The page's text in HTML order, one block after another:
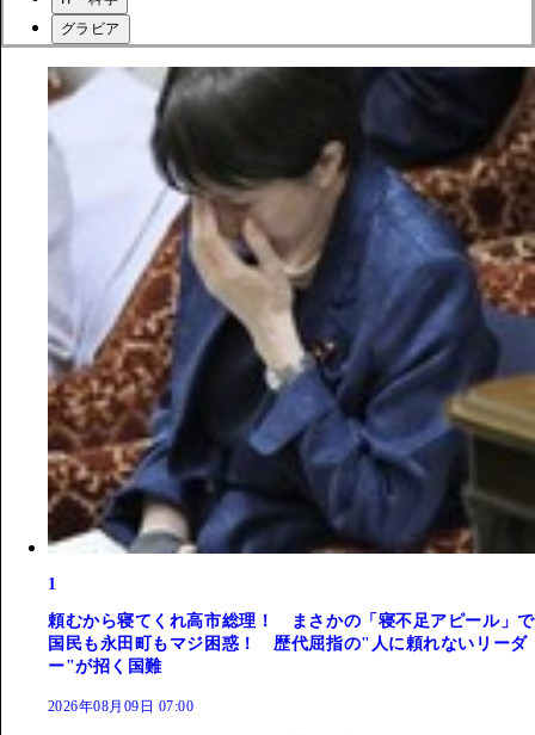
グラビア
1
頼むから寝てくれ高市総理！ まさかの「寝不足アピール」で
国民も永田町もマジ困惑！ 歴代屈指の"人に頼れないリーダ
ー"が招く国難
2026年08月09日 07:00